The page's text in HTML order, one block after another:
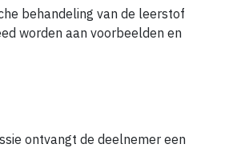
behandeling van de leerstof
worden aan voorbeelden en
ontvangt de deelnemer een